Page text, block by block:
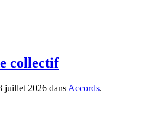
collectif
juillet 2026 dans Accords.